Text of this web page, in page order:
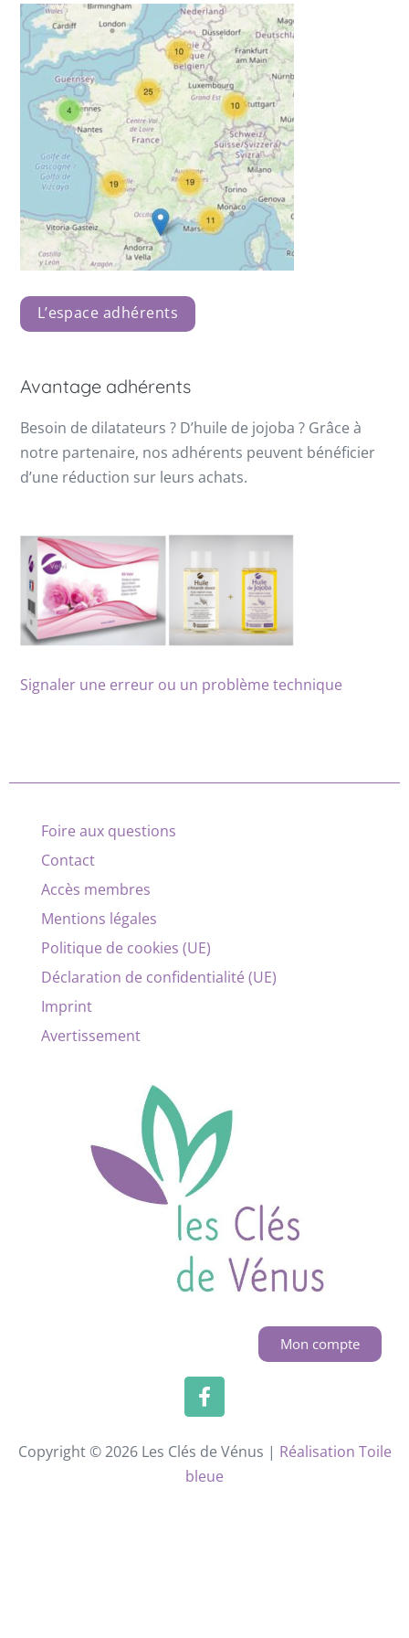
L’espace adhérents
Avantage adhérents
Besoin de dilatateurs ? D’huile de jojoba ? Grâce à
notre partenaire, nos adhérents peuvent bénéficier
d’une réduction sur leurs achats.
Signaler une erreur ou un problème technique
Foire aux questions
Contact
Accès membres
Mentions légales
Politique de cookies (UE)
Déclaration de confidentialité (UE)
Imprint
Avertissement
Mon compte
Copyright © 2026 Les Clés de Vénus | Réalisation Toile
bleue